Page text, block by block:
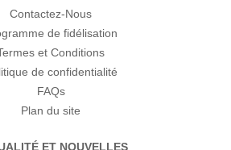
Contactez-Nous
de fidélisation
et Conditions
de confidentialité
FAQs
Plan du site
ET NOUVELLES